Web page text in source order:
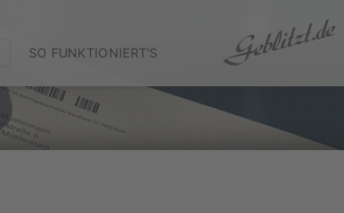
SO FUNKTIONIERT'S